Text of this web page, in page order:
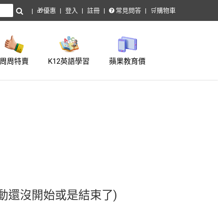
🎁優惠 登入 註冊 常見問答 🛒購物車
周周特賣 K12英語學習 蘋果教育價
還沒開始或是結束了)